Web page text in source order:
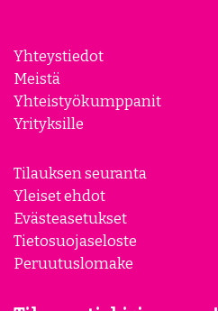
Yhteystiedot
Meistä
Yhteistyökumppanit
Yrityksille
Tilauksen seuranta
Yleiset ehdot
Evästeasetukset
Tietosuojaseloste
Peruutuslomake